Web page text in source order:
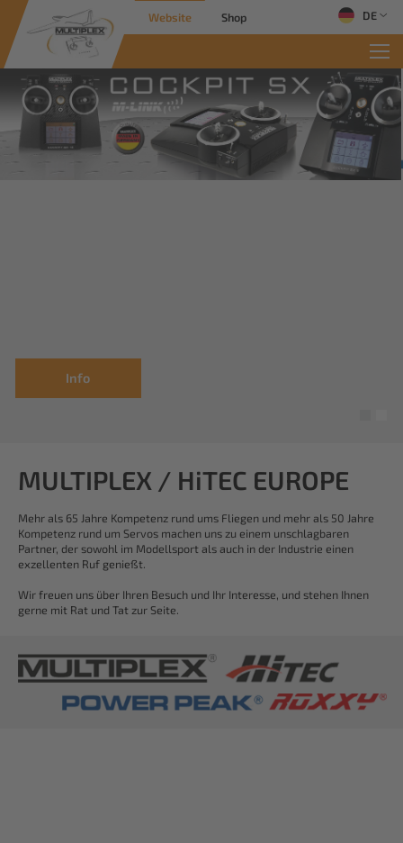
Website Shop DE
Info
MULTIPLEX / HiTEC EUROPE
Mehr als 65 Jahre Kompetenz rund ums Fliegen und mehr als 50 Jahre
Kompetenz rund um Servos machen uns zu einem unschlagbaren
Partner, der sowohl im Modellsport als auch in der Industrie einen
exzellenten Ruf genießt.
Wir freuen uns über Ihren Besuch und Ihr Interesse, und stehen Ihnen
gerne mit Rat und Tat zur Seite.